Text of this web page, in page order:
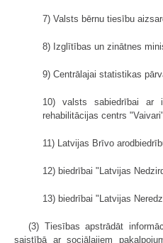
7) Valsts bērnu tiesību
8) Izglītības un zinātnes
9) Centrālajai statistikas
10) valsts sabiedrībai ar
rehabilitācijas centrs
11) Latvijas Brīvo
12) biedrībai "Latvijas
13) biedrībai "Latvijas
(3) Tiesības apstrādāt
saistībā ar sociālajiem